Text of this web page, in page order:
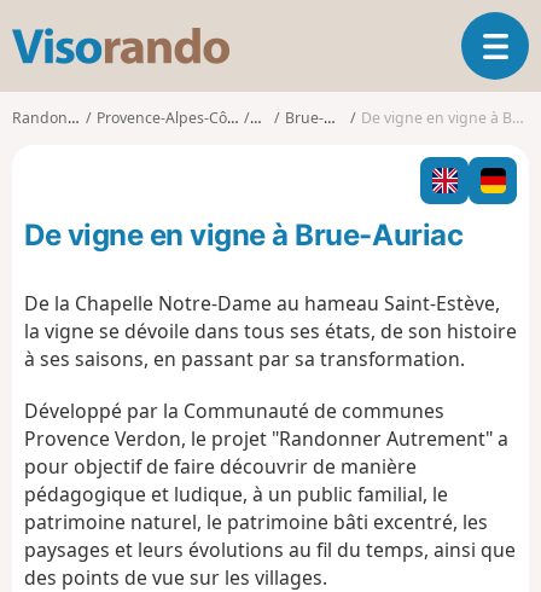
s
o
O
u
v
i
r
l
v
i
i
Randonnées Provence-Alpes-Côte d'Azur Var Brue-Auriac De vigne en vigne à Brue-Auriac
De vigne en vigne à Brue-Auriac
De la Chapelle Notre-Dame au hameau Saint-Estève,
la vigne se dévoile dans tous ses états, de son histoire
à ses saisons, en passant par sa transformation.
Développé par la Communauté de communes
Provence Verdon, le projet "Randonner Autrement" a
pour objectif de faire découvrir de manière
pédagogique et ludique, à un public familial, le
patrimoine naturel, le patrimoine bâti excentré, les
paysages et leurs évolutions au fil du temps, ainsi que
des points de vue sur les villages.